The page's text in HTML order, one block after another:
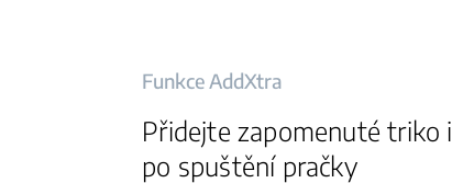
Funkce AddXtra
Přidejte zapomenuté triko i
po spuštění pračky